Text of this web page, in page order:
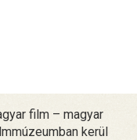
film – magyar
kerül